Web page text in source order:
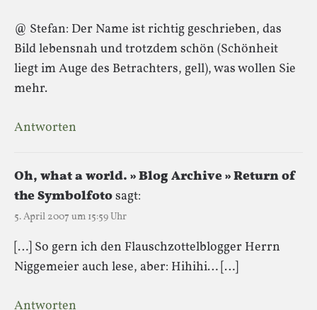
@ Stefan: Der Name ist richtig geschrieben, das
Bild lebensnah und trotzdem schön (Schönheit
liegt im Auge des Betrachters, gell), was wollen Sie
mehr.
Antworten
Oh, what a world. » Blog Archive » Return of
the Symbolfotosagt:
5. April 2007 um 15:59 Uhr
[…] So gern ich den Flauschzottelblogger Herrn
Niggemeier auch lese, aber: Hihihi… […]
Antworten